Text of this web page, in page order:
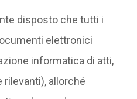
disposto che tutti i
elettronici
informatica di atti,
allorché